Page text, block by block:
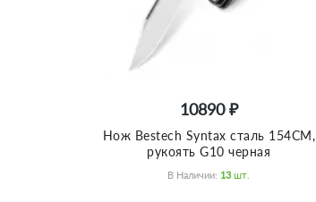
10890 ₽
Нож Bestech Syntax сталь 154CM,
рукоять G10 черная
В Наличии: 13 Шт.